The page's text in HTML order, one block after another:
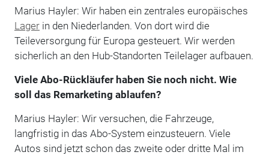
Marius Hayler: Wir haben ein zentrales europäisches
Lagerin den Niederlanden. Von dort wird die
Teileversorgung für Europa gesteuert. Wir werden
sicherlich an den Hub-Standorten Teilelager aufbauen.
Viele Abo-Rückläufer haben Sie noch nicht. Wie
soll das Remarketing ablaufen?
Marius Hayler: Wir versuchen, die Fahrzeuge,
langfristig in das Abo-System einzusteuern. Viele
Autos sind jetzt schon das zweite oder dritte Mal im